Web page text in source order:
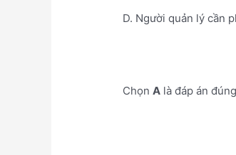
D. Người quản lý cần
ChọnA là đáp án đúng